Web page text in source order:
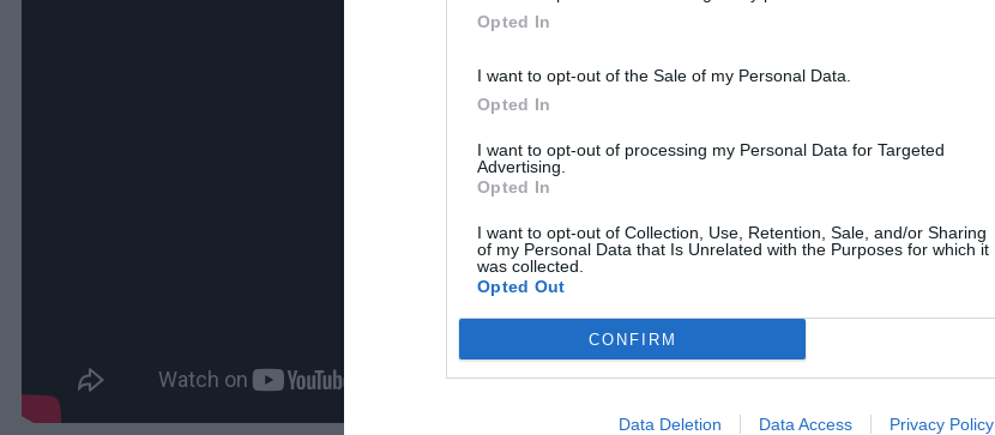
Opted In
I want to opt-out of the Sale of my Personal Data.
Opted In
I want to opt-out of processing my Personal Data for Targeted
Advertising.
Opted In
I want to opt-out of Collection, Use, Retention, Sale, and/or Sharing
of my Personal Data that Is Unrelated with the Purposes for which it
was collected.
Opted Out
CONFIRM
Data Deletion Data Access Privacy Policy